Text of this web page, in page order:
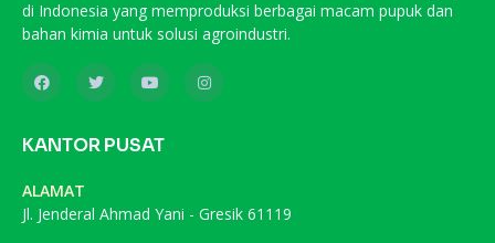
di Indonesia yang memproduksi berbagai macam pupuk dan
bahan kimia untuk solusi agroindustri.
KANTOR PUSAT
ALAMAT
Jl. Jenderal Ahmad Yani - Gresik 61119